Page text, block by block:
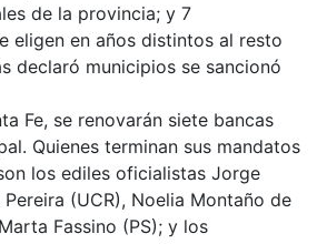
de la provincia; y 7
eligen en años distintos al resto
declaró municipios se sancionó
Fe, se renovarán siete bancas
Quienes terminan sus mandatos
los ediles oficialistas Jorge
Pereira (UCR), Noelia Montaño de
Fassino (PS); y los